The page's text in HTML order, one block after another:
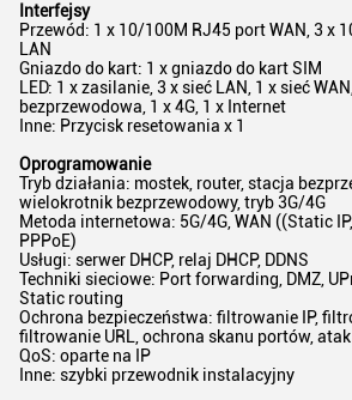
Interfejsy
Przewód: 1 x 10/100M RJ45 port WAN, 3 x
LAN
Gniazdo do kart: 1 x gniazdo do kart SIM
LED: 1 x zasilanie, 3 x sieć LAN, 1 x sieć
bezprzewodowa, 1 x 4G, 1 x Internet
Inne: Przycisk resetowania x 1
Oprogramowanie
Tryb działania: mostek, router, stacja
wielokrotnik bezprzewodowy, tryb 3G/4G
Metoda internetowa: 5G/4G, WAN ((Static
PPPoE)
Usługi: serwer DHCP, relaj DHCP, DDNS
Techniki sieciowe: Port forwarding, DMZ,
Static routing
Ochrona bezpieczeństwa: filtrowanie IP,
filtrowanie URL, ochrona skanu portów,
QoS: oparte na IP
Inne: szybki przewodnik instalacyjny